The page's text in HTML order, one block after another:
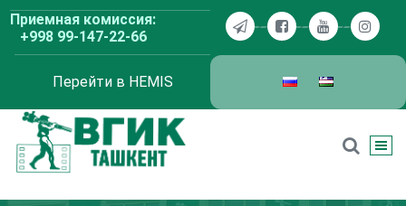
Перейти
содержимому
Приемная комиссия:
+998 99-147-22-66
Перейти в HEMIS